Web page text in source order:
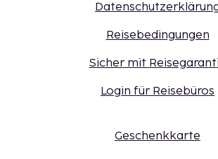
Reisebedingungen
Sicher mit
Login für Reisebüros
Geschenkkarte